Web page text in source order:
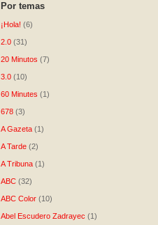
Por temas
¡Hola! (6)
2.0 (31)
20 Minutos (7)
3.0 (10)
60 Minutes (1)
678 (3)
A Gazeta (1)
A Tarde (2)
A Tribuna (1)
ABC (32)
ABC Color (10)
Abel Escudero Zadrayec (1)